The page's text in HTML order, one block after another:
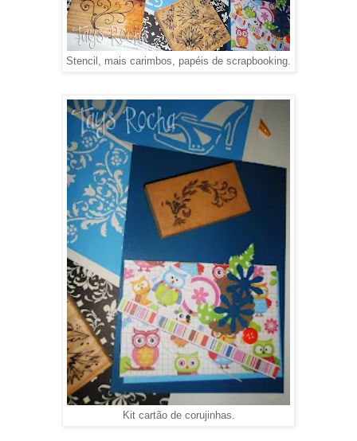
Stencil, mais carimbos, papéis de scrapbooking.
Kit cartão de corujinhas.